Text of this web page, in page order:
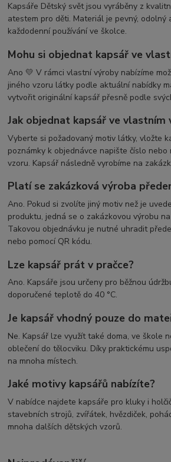
Kapsáře Dětský svět jsou vyráběny z
atestem pro děti. Materiál je pevný, odolný
každodenní používání ve školce.
Mohu si objednat kapsář ve
Ano 💛 V rámci vlastní výroby nabízíme
jiného vzoru látky podle aktuální nabídky
vytvořit originální kapsář přesně podle
Jak objednat kapsář ve vlastním
Vyberte si požadovaný motiv látky, vložte
poznámky k objednávce napište číslo nebo
vzoru. Kapsář následně vyrobíme na
Platí se zakázková výroba
Ano. Pokud si zvolíte jiný motiv než je
produktu, jedná se o zakázkovou výrobu
Takovou objednávku je nutné uhradit
nebo pomocí QR kódu.
Lze kapsář prát v pračce?
Ano. Kapsáře jsou určeny pro běžnou
doporučené teplotě do 40 °C.
Je kapsář vhodný pouze do
Ne. Kapsář lze využít také doma, ve škole
oblečení do tělocviku. Díky praktickému
na mnoha místech.
Jaké motivy kapsářů nabízíte?
V nabídce najdete kapsáře pro kluky i
stavebních strojů, zvířátek, hvězdiček,
mnoha dalších dětských vzorů.